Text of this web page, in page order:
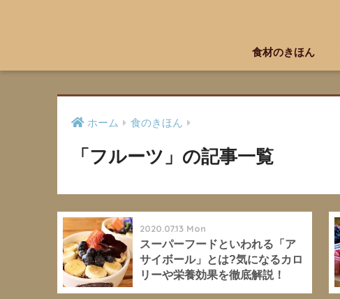
食材のきほん
ホーム 食のきほん
「フルーツ」の記事一覧
2020.07.13 Mon
スーパーフードといわれる「ア
サイボール」とは?気になるカロ
リーや栄養効果を徹底解説！